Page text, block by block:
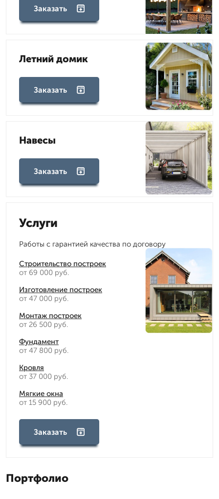
Заказать
Летний домик
Заказать
Навесы
Заказать
Услуги
Работы с гарантией качества по договору
Строительство построек
от 69 000 руб.
Изготовление построек
от 47 000 руб.
Монтаж построек
от 26 500 руб.
Фундамент
от 47 800 руб.
Кровля
от 37 000 руб.
Мягкие окна
от 15 900 руб.
Заказать
Портфолио